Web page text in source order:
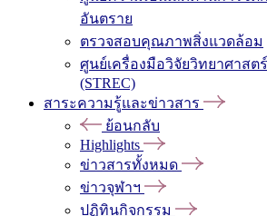
อันตราย
ตรวจสอบคุณภาพสิ่งแวดล้อม
ศูนย์เครื่องมือวิจัยวิทยาศาสต
(STREC)
สาระความรู้และข่าวสาร
ย้อนกลับ
Highlights
ข่าวสารทั้งหมด
ข่าวจุฬาฯ
ปฏิทินกิจกรรม